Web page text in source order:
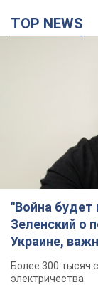
TOP NEWS
"Война будет
Зеленский о
Украине,
противника.
Более 300 тысяч
электричества